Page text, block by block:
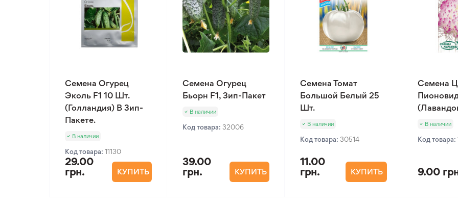
Семена Огурец
Эколь F1 10 Шт.
(Голландия) В Зип-
Пакете.
В наличии
Код товара: 11130
29.00
грн.
КУПИТЬ
Семена Огурец
Бьорн F1, Зип-Пакет
В наличии
Код товара: 32006
39.00
грн.
КУПИТЬ
Семена Томат
Большой Белый 25
Шт.
В наличии
Код товара: 30514
11.00
грн.
КУПИТЬ
Семена
В наличии
Код товара:
9.00